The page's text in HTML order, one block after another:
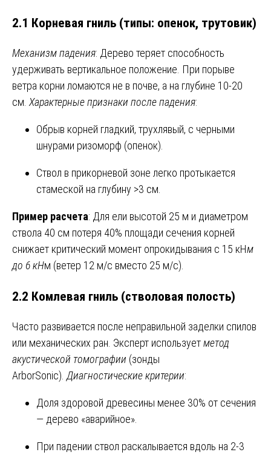
2.1 Корневая гниль (типы: опенок, трутовик)
Механизм падения: Дерево теряет способность
удерживать вертикальное положение. При порыве
ветра корни ломаются не в почве, а на глубине 10-20
см. Характерные признаки после падения:
Обрыв корней гладкий, трухлявый, с черными
шнурами ризоморф (опенок).
Ствол в прикорневой зоне легко протыкается
стамеской на глубину >3 см.
Пример расчета: Для ели высотой 25 м и диаметром
ствола 40 см потеря 40% площади сечения корней
снижает критический момент опрокидывания с 15 кНм
до 6 кНм (ветер 12 м/с вместо 25 м/с).
2.2 Комлевая гниль (стволовая полость)
Часто развивается после неправильной заделки спилов
или механических ран. Эксперт используетметод
акустической томографии (зонды
ArborSonic). Диагностические критерии:
Доля здоровой древесины менее 30% от сечения
— дерево «аварийное».
При падении ствол раскалывается вдоль на 2-3